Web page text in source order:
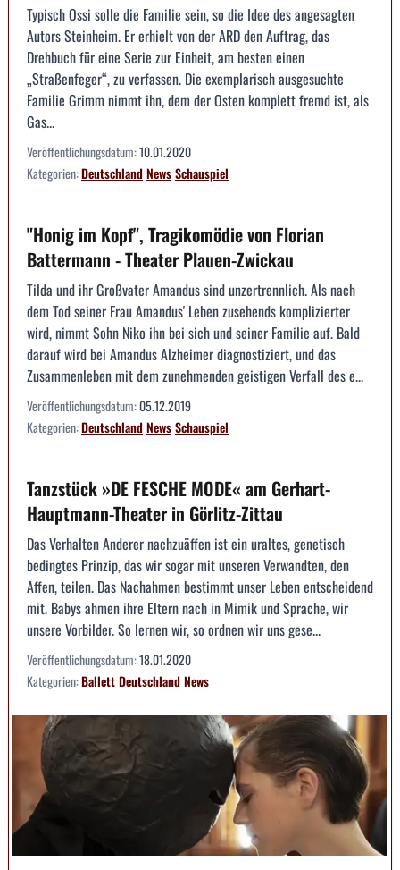
Typisch Ossi solle die Familie sein, so die Idee des angesagten
Autors Steinheim. Er erhielt von der ARD den Auftrag, das
Drehbuch für eine Serie zur Einheit, am besten einen
„Straßenfeger“, zu verfassen. Die exemplarisch ausgesuchte
Familie Grimm nimmt ihn, dem der Osten komplett fremd ist, als
Gas...
Veröffentlichungsdatum:10.01.2020
Kategorien:DeutschlandNewsSchauspiel
"Honig im Kopf", Tragikomödie von Florian
Battermann - Theater Plauen-Zwickau
Tilda und ihr Großvater Amandus sind unzertrennlich. Als nach
dem Tod seiner Frau Amandus' Leben zusehends komplizierter
wird, nimmt Sohn Niko ihn bei sich und seiner Familie auf. Bald
darauf wird bei Amandus Alzheimer diagnostiziert, und das
Zusammenleben mit dem zunehmenden geistigen Verfall des e...
Veröffentlichungsdatum:05.12.2019
Kategorien:DeutschlandNewsSchauspiel
Tanzstück »DE FESCHE MODE« am Gerhart-
Hauptmann-Theater in Görlitz-Zittau
Das Verhalten Anderer nachzuäffen ist ein uraltes, genetisch
bedingtes Prinzip, das wir sogar mit unseren Verwandten, den
Affen, teilen. Das Nachahmen bestimmt unser Leben entscheidend
mit. Babys ahmen ihre Eltern nach in Mimik und Sprache, wir
unsere Vorbilder. So lernen wir, so ordnen wir uns gese...
Veröffentlichungsdatum:18.01.2020
Kategorien:BallettDeutschlandNews